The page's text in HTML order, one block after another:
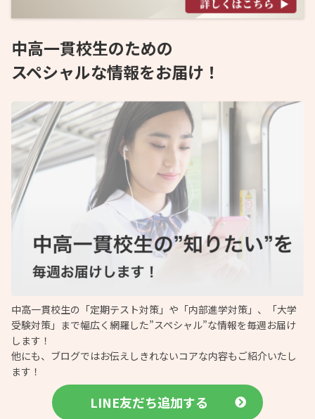
中高一貫校生のための
スペシャルな情報をお届け！
中高一貫校生の「定期テスト対策」や「内部進学対策」、「大学
受験対策」まで幅広く網羅した”スペシャル”な情報を毎週お届け
します！
他にも、ブログではお伝えしきれないコアな内容もご紹介いたし
ます！
LINE友だち追加する